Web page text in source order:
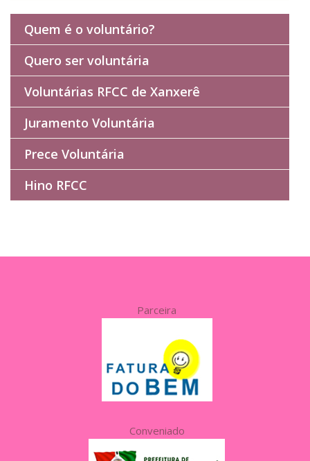
Quem é o voluntário?
Quero ser voluntária
Voluntárias RFCC de Xanxerê
Juramento Voluntária
Prece Voluntária
Hino RFCC
Parceira
Conveniado